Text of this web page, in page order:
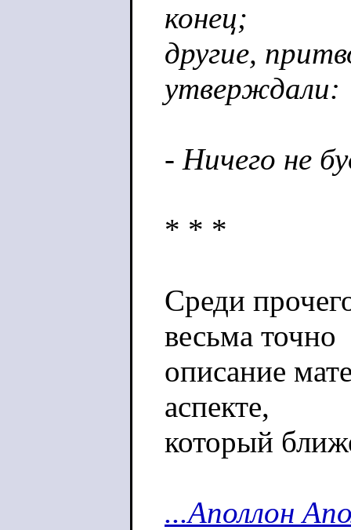
конец;
другие,
утверждали:
- Ничего не
* * *
Среди
весьма точно
описание
аспекте,
который
...Аполлон